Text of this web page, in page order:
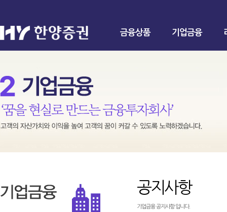
금융상품 기업금융
공지사항
기업금융 공지사항 입니다.